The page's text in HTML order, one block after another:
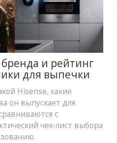
бренда и рейтинг
для выпечки
Hisense, какие
он выпускает для
с
чек‑лист выбора